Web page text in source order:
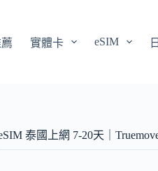
實體卡 eSIM
泰國上網 7-20天｜